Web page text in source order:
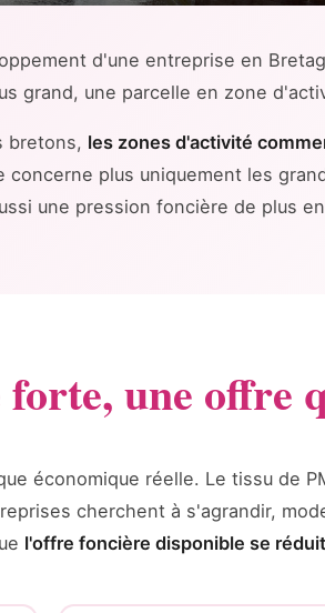
d'une entreprise en
grand, une parcelle en zone
bretons, les zones d'activité
concerne plus uniquement les
une pression foncière de plus
forte, une offre
économique réelle. Le tissu de
cherchent à s'agrandir,
l'offre foncière disponible se